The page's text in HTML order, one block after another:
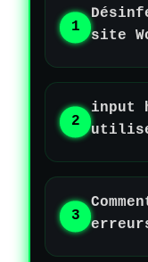
site
input